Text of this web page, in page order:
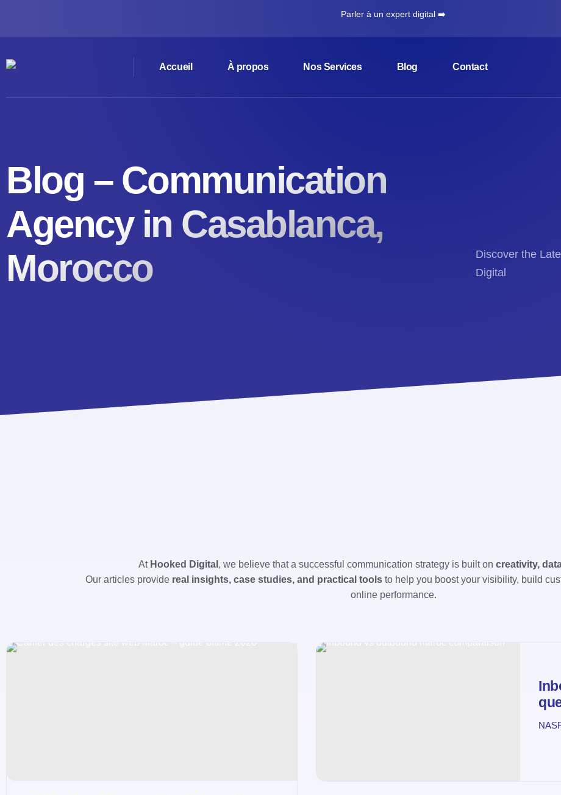
Parler à un expert digital ➡️
Accueil À propos Nos Services Blog Contact
Blog – Communication
Agency in Casablanca,
Morocco
Discover the
Digital
At Hooked Digital , we believe that a successful communication strategy is built on creativity,
Our articles provide real insights, case studies, and practical tools to help you boost your visibility, build
online performance.